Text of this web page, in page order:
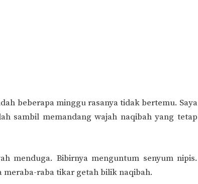
beberapa minggu rasanya tidak bertemu. Saya
sambil memandang wajah naqibah yang tetap
menduga. Bibirnya menguntum senyum nipis.
meraba-raba tikar getah bilik naqibah.